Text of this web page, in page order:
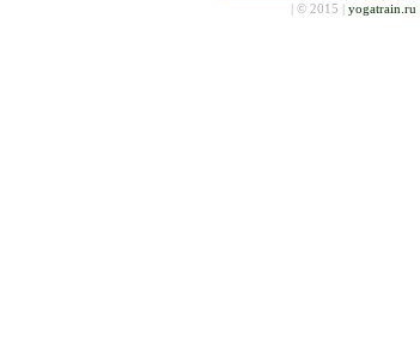
| © 2015 | yogatrain.ru